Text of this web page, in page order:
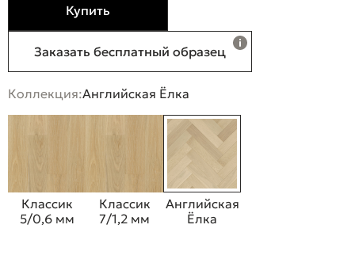
Купить
Заказать бесплатный образец
Коллекция:Английская Ёлка
Классик
5/0,6 мм
Классик
7/1,2 мм
Английская
Ёлка